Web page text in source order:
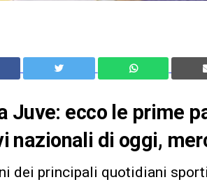
Juve: ecco le prime
nazionali di oggi,
dei principali quotidiani